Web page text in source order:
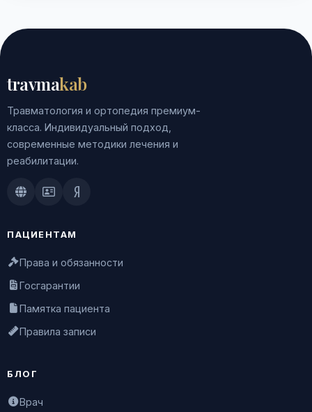
travmakab
Травматология и ортопедия премиум-
класса. Индивидуальный подход,
современные методики лечения и
реабилитации.
Doctu.ruПроДокторов
Яндекс.Здоровье
ПАЦИЕНТАМ
Права и обязанности
Госгарантии
Памятка пациента
Правила записи
БЛОГ
Врач